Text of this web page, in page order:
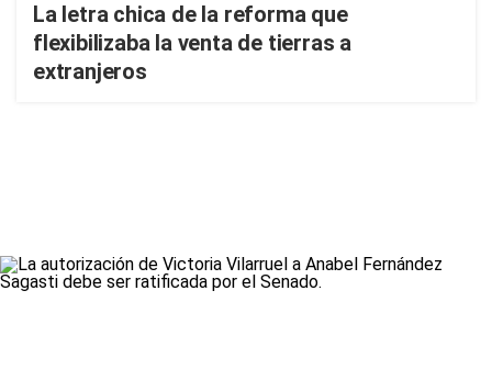
La letra chica de la reforma que
flexibilizaba la venta de tierras a
extranjeros